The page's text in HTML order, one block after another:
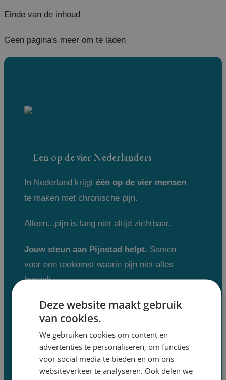
Einde van de inhoud
Geen pagina's meer om te laden
Een op de vier Nederlanders
In Nederland krijgt één op de vier mensen
te maken met chronische pijn.
Alleen...pijn is lang niet altijd zichtbaar.
Jouw steun aan Pijnstad helpt. Samen
voor een toekomst waarin pijn niet alles
bepaalt.
Volg LPO & Pijnstad
Opent in een nieuwe tab
Deze website maakt gebruik
van cookies.
We gebruiken cookies om content en
advertenties te personaliseren, om functies
voor social media te bieden en om ons
websiteverkeer te analyseren. Ook delen we